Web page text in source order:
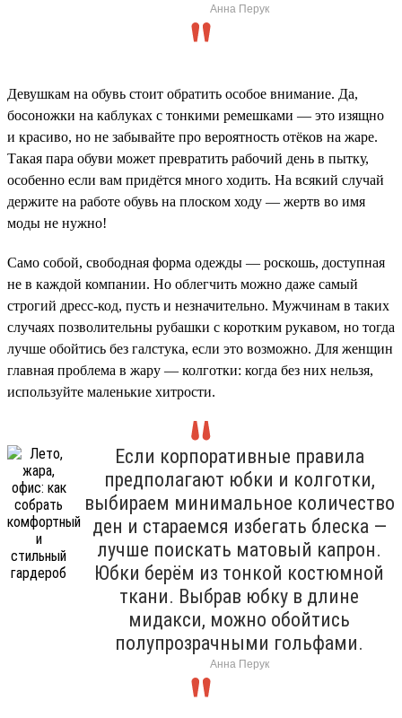
Анна Перук
Девушкам на обувь стоит обратить особое внимание. Да,
босоножки на каблуках с тонкими ремешками — это изящно
и красиво, но не забывайте про вероятность отёков на жаре.
Такая пара обуви может превратить рабочий день в пытку,
особенно если вам придётся много ходить. На всякий случай
держите на работе обувь на плоском ходу — жертв во имя
моды не нужно!
Само собой, свободная форма одежды — роскошь, доступная
не в каждой компании. Но облегчить можно даже самый
строгий дресс-код, пусть и незначительно. Мужчинам в таких
случаях позволительны рубашки с коротким рукавом, но тогда
лучше обойтись без галстука, если это возможно. Для женщин
главная проблема в жару — колготки: когда без них нельзя,
используйте маленькие хитрости.
Если корпоративные правила
предполагают юбки и колготки,
выбираем минимальное количество
ден и стараемся избегать блеска —
лучше поискать матовый капрон.
Юбки берём из тонкой костюмной
ткани. Выбрав юбку в длине
мидакси, можно обойтись
полупрозрачными гольфами.
Анна Перук